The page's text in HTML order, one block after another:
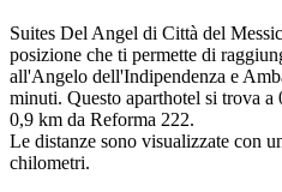
Suites Del Angel di Città del
posizione che ti permette di
all'Angelo dell'Indipendenza e
minuti. Questo aparthotel si trova a
0,9 km da Reforma 222.
Le distanze sono visualizzate con
chilometri.